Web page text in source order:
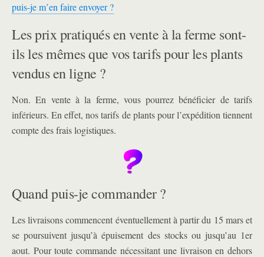
puis-je m’en faire envoyer ?
Les prix pratiqués en vente à la ferme sont-
ils les mêmes que vos tarifs pour les plants
vendus en ligne ?
Non. En vente à la ferme, vous pourrez bénéficier de tarifs
inférieurs. En effet, nos tarifs de plants pour l’expédition tiennent
compte des frais logistiques.
Quand puis-je commander ?
Les livraisons commencent éventuellement à partir du 15 mars et
se poursuivent jusqu’à épuisement des stocks ou jusqu’au 1er
aout. Pour toute commande nécessitant une livraison en dehors